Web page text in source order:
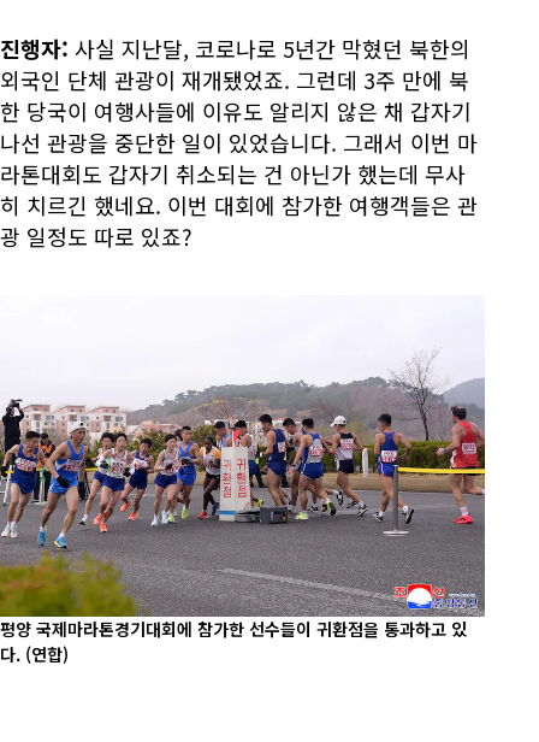
진행자: 사실 지난달, 코로나로 5년간 막혔던 북한의
외국인 단체 관광이 재개됐었죠. 그런데 3주 만에 북
한 당국이 여행사들에 이유도 알리지 않은 채 갑자기
나선 관광을 중단한 일이 있었습니다. 그래서 이번 마
라톤대회도 갑자기 취소되는 건 아닌가 했는데 무사
히 치르긴 했네요. 이번 대회에 참가한 여행객들은 관
광 일정도 따로 있죠?
평양 국제마라톤경기대회에 참가한 선수들이 귀환점을 통과하고 있
다. (연합)